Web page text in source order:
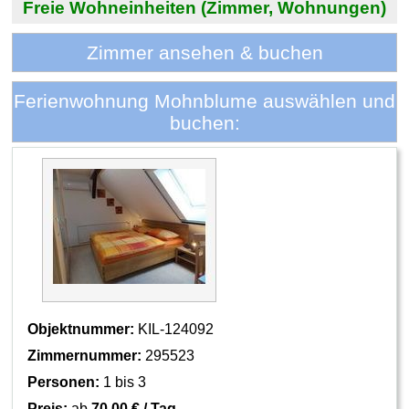
Freie Wohneinheiten (Zimmer, Wohnungen)
Zimmer ansehen & buchen
Ferienwohnung Mohnblume auswählen und
buchen:
Objektnummer: KIL-124092
Zimmernummer: 295523
Personen: 1 bis 3